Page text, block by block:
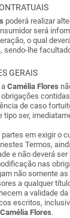
poderá realizar
será
o qual
sendo-lhe
GERAIS
a Camélia Flores
de caso
tipo ser,
em exigir o
Termos,
e não deverá
nas
não somente
a qualquer
a validade
escritos,
Camélia Flores.